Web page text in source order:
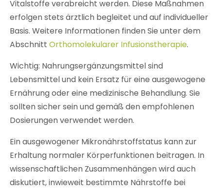
Vitalstoffe verabreicht werden. Diese Maßnahmen
erfolgen stets ärztlich begleitet und auf individueller
Basis. Weitere Informationen finden Sie unter dem
Abschnitt Orthomolekularer Infusionstherapie.
Wichtig: Nahrungsergänzungsmittel sind
Lebensmittel und kein Ersatz für eine ausgewogene
Ernährung oder eine medizinische Behandlung. Sie
sollten sicher sein und gemäß den empfohlenen
Dosierungen verwendet werden.
Ein ausgewogener Mikronährstoffstatus kann zur
Erhaltung normaler Körperfunktionen beitragen. In
wissenschaftlichen Zusammenhängen wird auch
diskutiert, inwieweit bestimmte Nährstoffe bei